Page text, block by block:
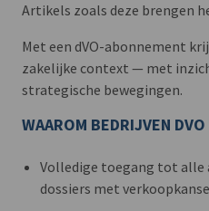
Artikels zoals deze brengen
Met een dVO-abonnement
zakelijke context — met
strategische bewegingen.
WAAROM BEDRIJVEN
Volledige toegang tot
dossiers met